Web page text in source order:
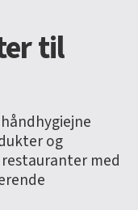
til
og
med